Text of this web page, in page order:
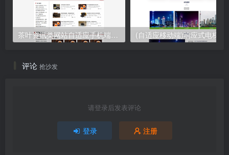
茶叶资讯类网站自适应手机端pbootcms模板 茶叶产品茶叶知识信息网站源码下载
评论 抢沙发
请登录后发表评论
登录 注册